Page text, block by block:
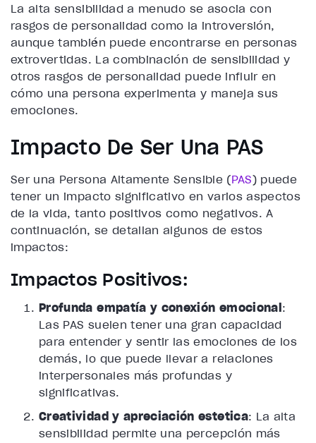
La alta sensibilidad a menudo se asocia con
rasgos de personalidad como la introversión,
aunque también puede encontrarse en personas
extrovertidas. La combinación de sensibilidad y
otros rasgos de personalidad puede influir en
cómo una persona experimenta y maneja sus
emociones.
Impacto De Ser Una PAS
Ser una Persona Altamente Sensible (PAS) puede
tener un impacto significativo en varios aspectos
de la vida, tanto positivos como negativos. A
continuación, se detallan algunos de estos
impactos:
Impactos Positivos:
Profunda empatía y conexión emocional :
Las PAS suelen tener una gran capacidad
para entender y sentir las emociones de los
demás, lo que puede llevar a relaciones
interpersonales más profundas y
significativas.
Creatividad y apreciación estética: La alta
sensibilidad permite una percepción más